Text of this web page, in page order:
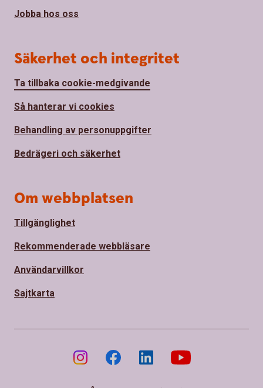
Jobba hos oss
Säkerhet och integritet
Ta tillbaka cookie-medgivande
Så hanterar vi cookies
Behandling av personuppgifter
Bedrägeri och säkerhet
Om webbplatsen
Tillgänglighet
Rekommenderade webbläsare
Användarvillkor
Sajtkarta